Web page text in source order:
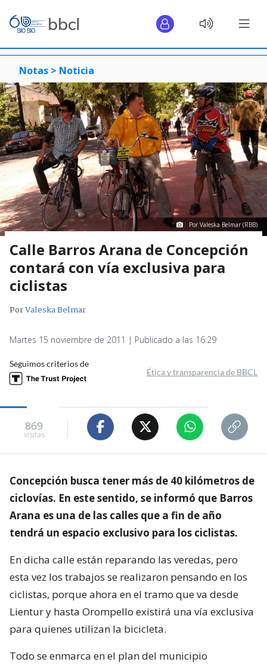
Notas > Noticia
Por Valeska Belmar (RBB)
Calle Barros Arana de Concepción
contará con vía exclusiva para
ciclistas
PorValeska Belmar
Martes 15 noviembre de 2011 | Publicado a las 16:29
Seguimos criterios de
Ética y transparencia de BBCL
869
visitas
Concepción busca tener más de 40 kilómetros de
ciclovías. En este sentido, se informó que Barros
Arana es una de las calles que a fin de año
tendrá un espacio exclusivo para los ciclistas.
En dicha calle están reparando las veredas, pero
esta vez los trabajos se realizaron pensando en los
ciclistas, porque ahora en el tramo que va desde
Lientur y hasta Orompello existirá una vía exclusiva
para quienes utilizan la bicicleta.
Todo se enmarca en el plan del municipio